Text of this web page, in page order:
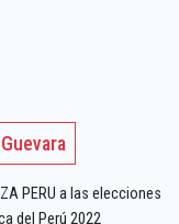
PERU a las elecciones
del Perú 2022